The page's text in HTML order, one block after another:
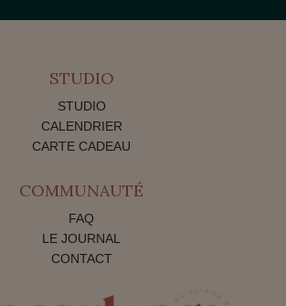
STUDIO
STUDIO
CALENDRIER
CARTE CADEAU
COMMUNAUTÉ
FAQ
LE JOURNAL
CONTACT